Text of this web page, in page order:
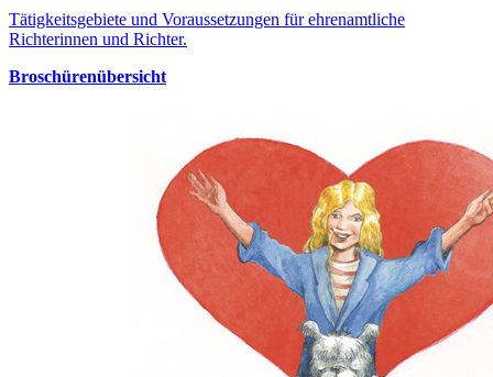
Tätigkeitsgebiete und Voraussetzungen für ehrenamtliche
Richterinnen und Richter.
Broschürenübersicht